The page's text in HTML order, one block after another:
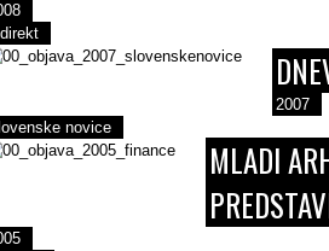
2007
novice
MLADI